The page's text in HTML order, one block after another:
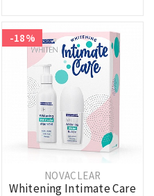
-18%
NOVACLEAR
Whitening Intimate Care